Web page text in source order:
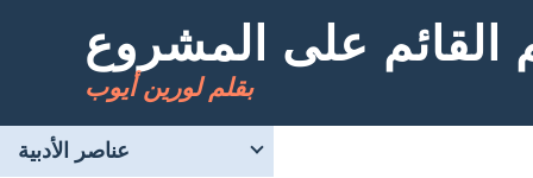
القائم على المشروع
بقلم لورين أيوب
عناصر الأدبية